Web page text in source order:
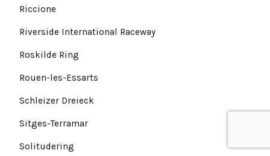
Riccione
Riverside International Raceway
Roskilde Ring
Rouen-les-Essarts
Schleizer Dreieck
Sitges-Terramar
Solitudering